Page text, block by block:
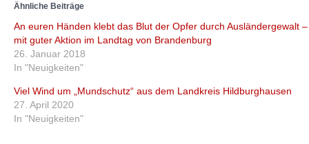
Ähnliche Beiträge
An euren Händen klebt das Blut der Opfer durch Ausländergewalt –
mit guter Aktion im Landtag von Brandenburg
26. Januar 2018
In "Neuigkeiten"
Viel Wind um „Mundschutz“ aus dem Landkreis Hildburghausen
27. April 2020
In "Neuigkeiten"